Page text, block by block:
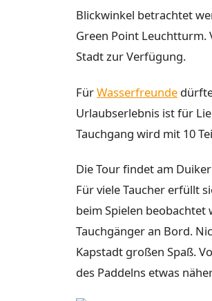
Blickwinkel betrachtet
Green Point Leuchtturm.
Stadt zur Verfügung.
FürWasserfreunde
Urlaubserlebnis ist für
Tauchgang wird mit 10
Die Tour findet am
Für viele Taucher erfüllt
beim Spielen
Tauchgänger an Bord.
Kapstadt großen Spaß.
des Paddelns etwas